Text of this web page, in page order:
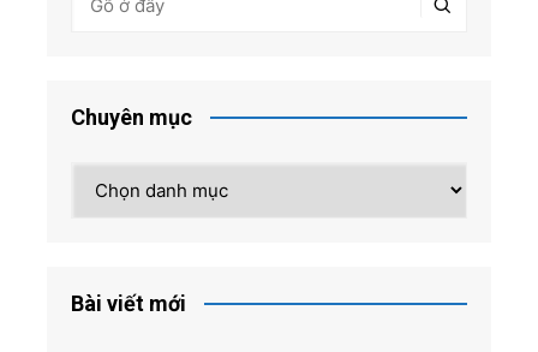
Chuyên mục
mục
Bài viết mới